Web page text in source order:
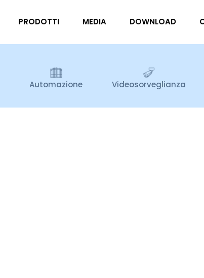
PRODOTTI MEDIA DOWNLOAD
Automazione Videosorveglianza